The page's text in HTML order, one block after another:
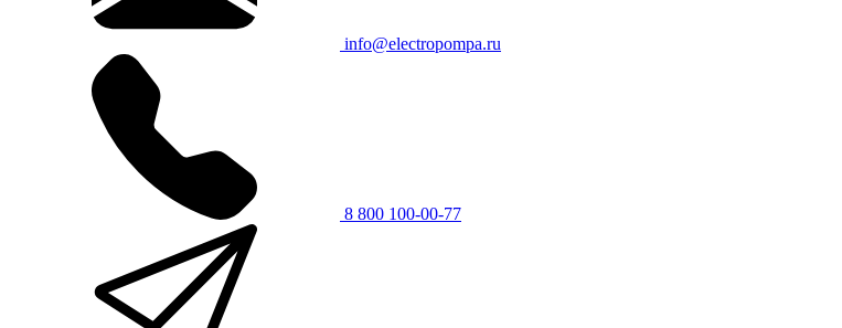
info@electropompa.ru
8 800 100-00-77